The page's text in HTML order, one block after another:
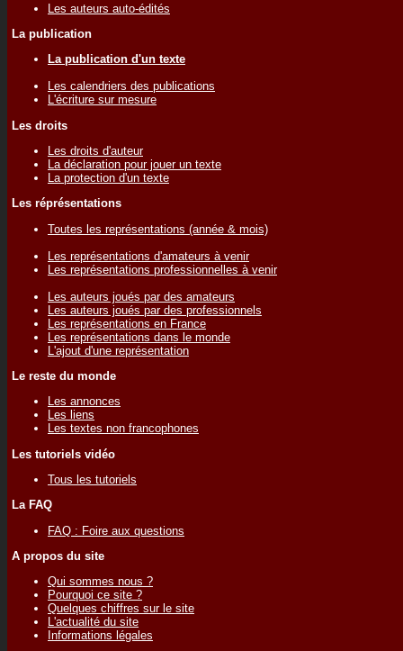
Les auteurs auto-édités
La publication
La publication d'un texte
Les calendriers des publications
L'écriture sur mesure
Les droits
Les droits d'auteur
La déclaration pour jouer un texte
La protection d'un texte
Les réprésentations
Toutes les représentations (année & mois)
Les représentations d'amateurs à venir
Les représentations professionnelles à venir
Les auteurs joués par des amateurs
Les auteurs joués par des professionnels
Les représentations en France
Les représentations dans le monde
L'ajout d'une représentation
Le reste du monde
Les annonces
Les liens
Les textes non francophones
Les tutoriels vidéo
Tous les tutoriels
La FAQ
FAQ : Foire aux questions
A propos du site
Qui sommes nous ?
Pourquoi ce site ?
Quelques chiffres sur le site
L'actualité du site
Informations légales